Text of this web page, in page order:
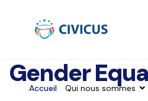
Accueil Qui nous sommes
Gender